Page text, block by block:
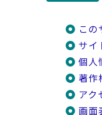
この
サイ
個人
著作
アク
画面